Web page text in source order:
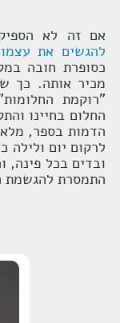
אם זה לא
להגשים את עצמו
כסופרת חובה
מכיר אותה. כך
"רוקמת
החלום בחיינו
הדמות בספר,
לרקום יום
ובדים בכל פינה,
התמסרת להגשמת